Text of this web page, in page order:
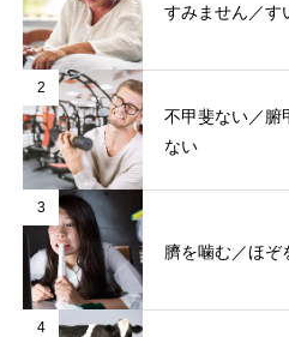
すみません／す
2
不甲斐ない／腑
ない
3
臍を噛む／ほぞ
4